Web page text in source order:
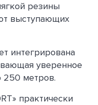
резины
выступающих
интегрирована
уверенное
250 метров.
практически